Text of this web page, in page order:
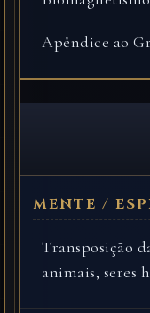
Apêndice ao
Transposição
animais, seres